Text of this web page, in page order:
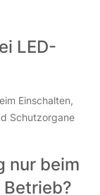
LED-
Einschalten,
Schutzorgane
nur beim